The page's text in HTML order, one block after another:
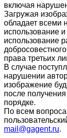
включая
Загружая
обладает всеми
использование
использование
права третьих
В случае
нарушении
изображение
после
порядке.
По всем
mail@gagent.ru.